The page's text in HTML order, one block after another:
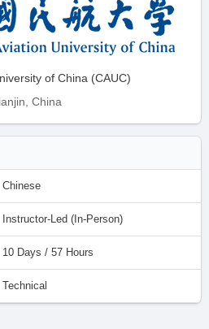
of China (CAUC)
China
Chinese
Instructor-Led (In-Person)
10 Days / 57 Hours
Technical